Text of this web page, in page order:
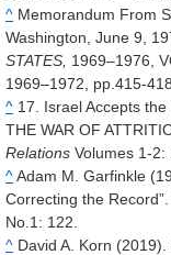
^ Memorandum From
Washington, June 9,
STATES, 1969–1976,
1969–1972, pp.415-418.
^ 17. Israel Accepts
THE WAR OF
Relations Volumes 1-2:
^Adam M. Garfinkle
Correcting the Record”.
No.1 : 122.
^ David A. Korn (2019).